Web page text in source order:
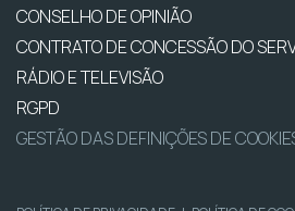
CONSELHO DE OPINIÃO
CONTRATO DE CONCESSÃO DO
RÁDIO E TELEVISÃO
RGPD
GESTÃO DAS DEFINIÇÕES DE